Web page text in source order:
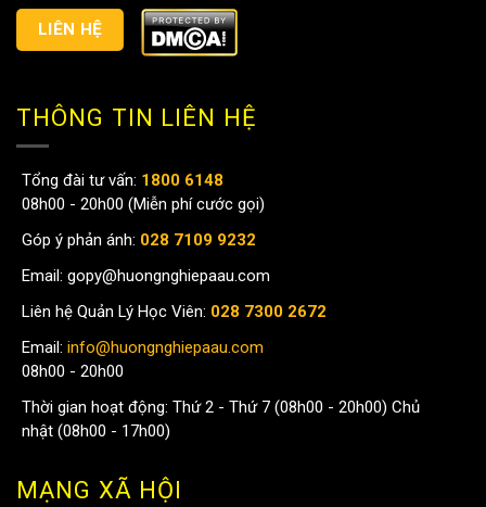
LIÊN HỆ
THÔNG TIN LIÊN HỆ
Tổng đài tư vấn: 1800 6148
08h00 - 20h00 (Miễn phí cước gọi)
Góp ý phản ánh: 028 7109 9232
Email: gopy@huongnghiepaau.com
Liên hệ Quản Lý Học Viên: 028 7300 2672
Email: info@huongnghiepaau.com
08h00 - 20h00
Thời gian hoạt động: Thứ 2 - Thứ 7 (08h00 - 20h00) Chủ
nhật (08h00 - 17h00)
MẠNG XÃ HỘI